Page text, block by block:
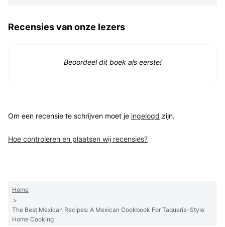
Recensies van onze lezers
Beoordeel dit boek als eerste!
Om een recensie te schrijven moet je ingelogd zijn.
Hoe controleren en plaatsen wij recensies?
Home
>
The Best Mexican Recipes: A Mexican Cookbook For Taqueria-Style
Home Cooking